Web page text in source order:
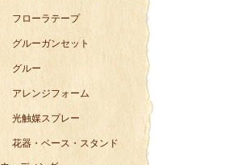
フローラテープ
グルーガンセット
グルー
アレンジフォーム
光触媒スプレー
花器・ベース・スタンド